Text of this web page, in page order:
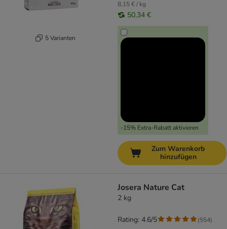
5 Varianten
8,15 € / kg
50,34 €
-15% Extra-Rabatt aktivieren
Zum Warenkorb
hinzufügen
Josera Nature Cat
2 kg
Rating: 4.6/5 (554)